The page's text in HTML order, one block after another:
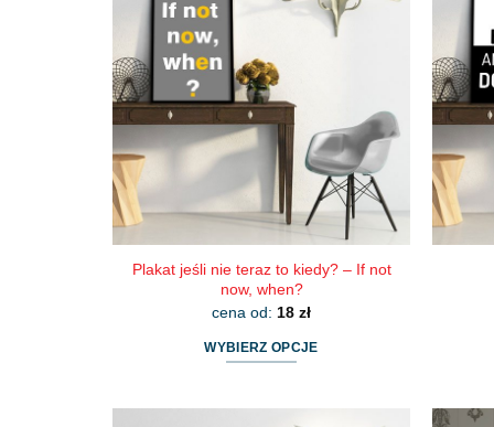
wariantów.
można
wybrać
stronie
produktu
Plakat jeśli nie teraz to kiedy? – If not
now, when?
cena od: 18 zł
WYBIERZ OPCJE